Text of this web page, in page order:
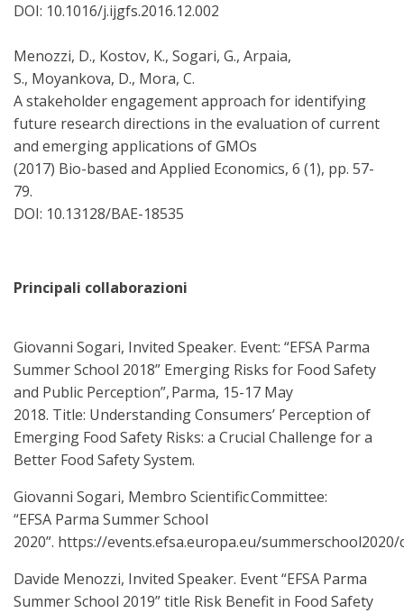
DOI: 10.1016/j.ijgfs.2016.12.002
Menozzi, D., Kostov, K., Sogari, G., Arpaia,
S., Moyankova, D., Mora, C.
A stakeholder engagement approach for identifying
future research directions in the evaluation of current
and emerging applications of GMOs
(2017) Bio-based and Applied Economics, 6 (1), pp. 57-
79.
DOI: 10.13128/BAE-18535
Principali collaborazioni
Giovanni Sogari, Invited Speaker. Event: “EFSA Parma
Summer School 2018” Emerging Risks for Food Safety
and Public Perception”, Parma, 15-17 May
2018. Title: Understanding Consumers’ Perception of
Emerging Food Safety Risks: a Crucial Challenge for a
Better Food Safety System.
Giovanni Sogari, Membro Scientific Committee:
“EFSA Parma Summer School
2020”. https://events.efsa.europa.eu/
Davide Menozzi, Invited Speaker. Event “EFSA Parma
Summer School 2019” title Risk Benefit in Food Safety